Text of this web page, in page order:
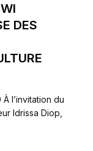
DES
l’invitation du
Idrissa Diop,